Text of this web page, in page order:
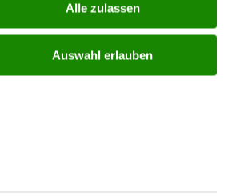
Alle zulassen
Auswahl erlauben